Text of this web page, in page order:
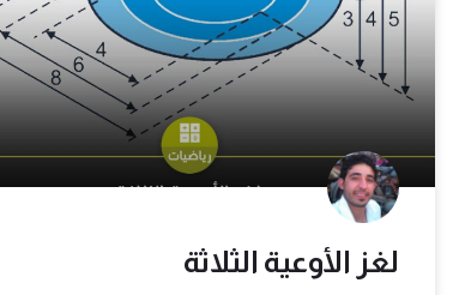
لغز الأوعية الثلاثة